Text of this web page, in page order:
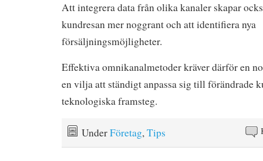
Att integrera data från olika kanaler skapar
kundresan mer noggrant och att identifiera nya
försäljningsmöjligheter.
Effektiva omnikanalmetoder kräver därför en
en vilja att ständigt anpassa sig till förändrade
teknologiska framsteg.
UnderFöretag,Tips